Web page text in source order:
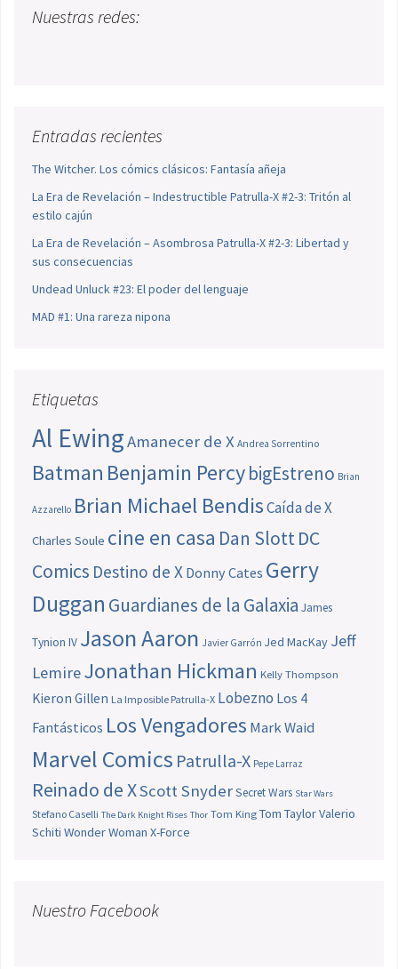
Nuestras redes:
Entradas recientes
The Witcher. Los cómics clásicos: Fantasía añeja
La Era de Revelación – Indestructible Patrulla-X #2-3: Tritón al
estilo cajún
La Era de Revelación – Asombrosa Patrulla-X #2-3: Libertad y
sus consecuencias
Undead Unluck #23: El poder del lenguaje
MAD #1: Una rareza nipona
Etiquetas
Al EwingAmanecer de X Andrea Sorrentino
Batman Benjamin PercybigEstreno Brian
Azzarello Brian Michael BendisCaída de X
Charles Soule cine en casa Dan SlottDC
Comics Destino de X Donny Cates Gerry
Duggan Guardianes de la Galaxia James
Tynion IV Jason Aaron Javier Garrón Jed MacKay Jeff
LemireJonathan Hickman Kelly Thompson
Kieron Gillen La Imposible Patrulla-X Lobezno Los 4
Fantásticos Los Vengadores Mark Waid
Marvel Comics Patrulla-X Pepe Larraz
Reinado de XScott SnyderSecret Wars Star Wars
Stefano Caselli The Dark Knight Rises Thor Tom King Tom TaylorValerio
Schiti Wonder Woman X-Force
Nuestro Facebook